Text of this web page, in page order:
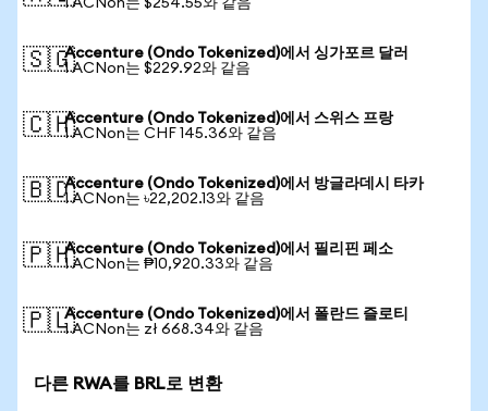
1 ACNon는 $254.55와 같음
🇸🇬Accenture (Ondo Tokenized)에서 싱가포르 달러
1 ACNon는 $229.92와 같음
🇨🇭Accenture (Ondo Tokenized)에서 스위스 프랑
1 ACNon는 CHF 145.36와 같음
🇧🇩Accenture (Ondo Tokenized)에서 방글라데시 타카
1 ACNon는 ৳22,202.13와 같음
🇵🇭Accenture (Ondo Tokenized)에서 필리핀 페소
1 ACNon는 ₱10,920.33와 같음
🇵🇱Accenture (Ondo Tokenized)에서 폴란드 즐로티
1 ACNon는 zł 668.34와 같음
다른 RWA를 BRL로 변환